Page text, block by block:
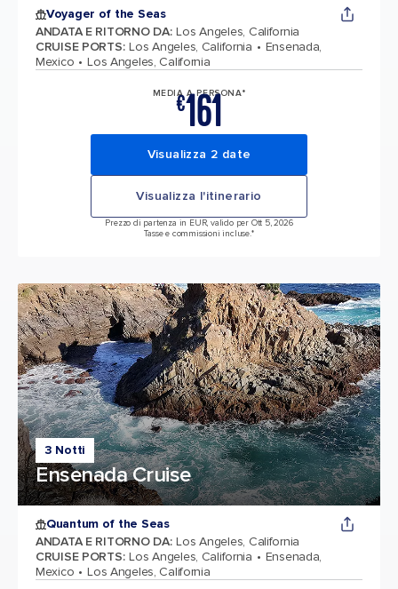
Voyager of the Seas
ANDATA E RITORNO DA: Los Angeles, California
CRUISE PORTS: Los Angeles, California
Ensenada,
Mexico
Los Angeles, California
MEDIA A PERSONA*
€161
Visualizza 2 date
Visualizza l'itinerario
Prezzo di partenza in EUR, valido per Ott 5, 2026
Tasse e commissioni incluse.*
3 Notti
Ensenada Cruise
Quantum of the Seas
ANDATA E RITORNO DA: Los Angeles, California
CRUISE PORTS: Los Angeles, California
Ensenada,
Mexico
Los Angeles, California